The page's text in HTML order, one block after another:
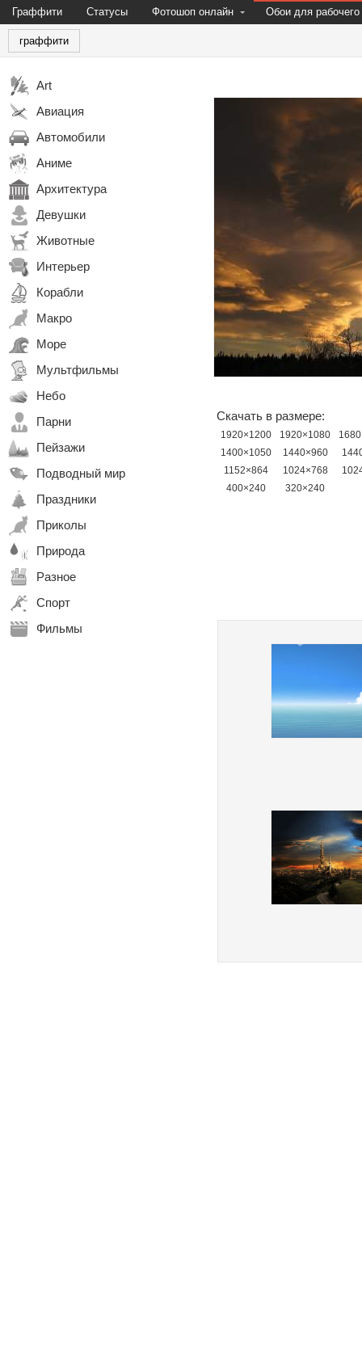
Граффити Статусы Фотошоп онлайн Обои для рабочего
граффити
Art
Авиация
Автомобили
Аниме
Архитектура
Девушки
Животные
Интерьер
Корабли
Макро
Море
Мультфильмы
Небо
Парни
Пейзажи
Подводный мир
Праздники
Приколы
Природа
Разное
Спорт
Фильмы
Скачать в размере:
1920×1200 1920×1080
1400×1050
1440×960
1152×864
1024×768
400×240
320×240